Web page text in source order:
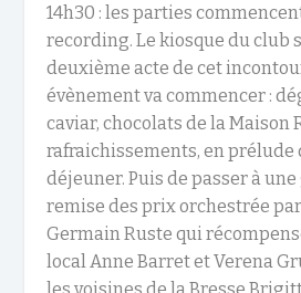
14h30 : les parties
recording. Le kiosque du club
deuxième acte de cet
évènement va commencer :
caviar, chocolats de la Maison
rafraichissements, en prélude
déjeuner. Puis de passer à
remise des prix orchestrée
Germain Ruste qui
local Anne Barret et Verena